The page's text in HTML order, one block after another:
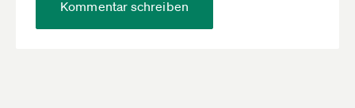
Kommentar schreiben